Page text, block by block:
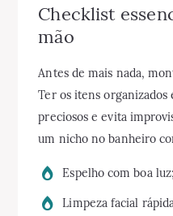
Checklist
mão
Antes de mais nada,
Ter os itens organizados
preciosos e evita
um nicho no banheiro
Espelho com boa luz;
Limpeza facial